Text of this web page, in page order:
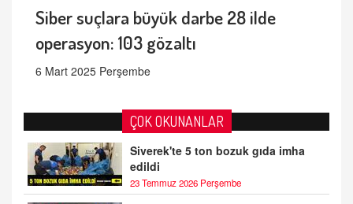
Siber suçlara büyük darbe 28 ilde
operasyon: 103 gözaltı
6 Mart 2025 Perşembe
ÇOK OKUNANLAR
Siverek'te 5 ton bozuk gıda imha
edildi
23 Temmuz 2026 Perşembe